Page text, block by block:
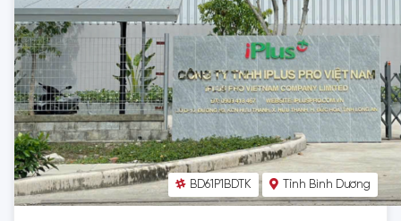
BD61P1BDTK Tỉnh Bình Dương